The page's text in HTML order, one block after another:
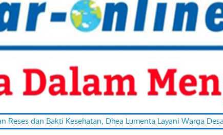
Bakti Kesehatan, Dhea Lumenta Layani Warga Desa Totabuan